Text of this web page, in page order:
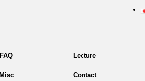
FAQ Lecture
Misc Contact